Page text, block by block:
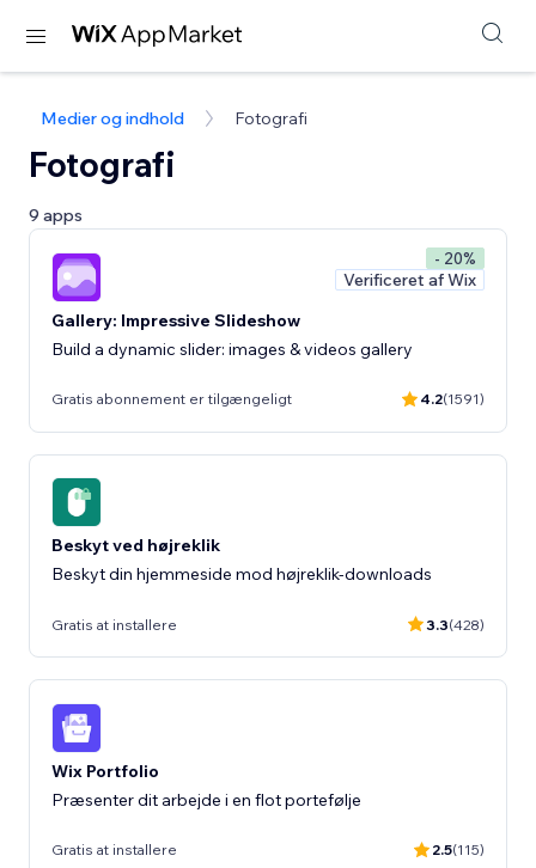
Medier og indhold Fotografi
Fotografi
9 apps
- 20%
Verificeret af Wix
Gallery: Impressive Slideshow
Build a dynamic slider: images & videos gallery
Gratis abonnement er tilgængeligt 4.2(1591)
Beskyt ved højreklik
Beskyt din hjemmeside mod højreklik-downloads
Gratis at installere 3.3(428)
Wix Portfolio
Præsenter dit arbejde i en flot portefølje
Gratis at installere 2.5(115)